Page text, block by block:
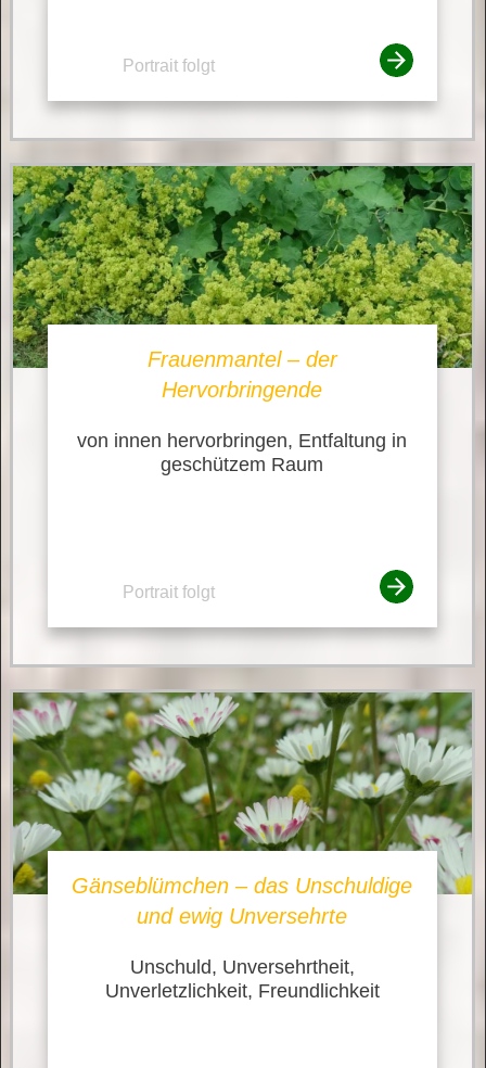
Portrait folgt
Frauenmantel – der
Hervorbringende
von innen hervorbringen, Entfaltung in
geschützem Raum
Portrait folgt
Gänseblümchen – das Unschuldige
und ewig Unversehrte
Unschuld, Unversehrtheit,
Unverletzlichkeit, Freundlichkeit